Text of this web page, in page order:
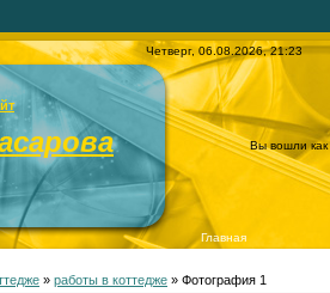
Четверг, 06.08.2026, 21:23
Вы вошли как
Главная
» работы в коттедже » Фотография 1